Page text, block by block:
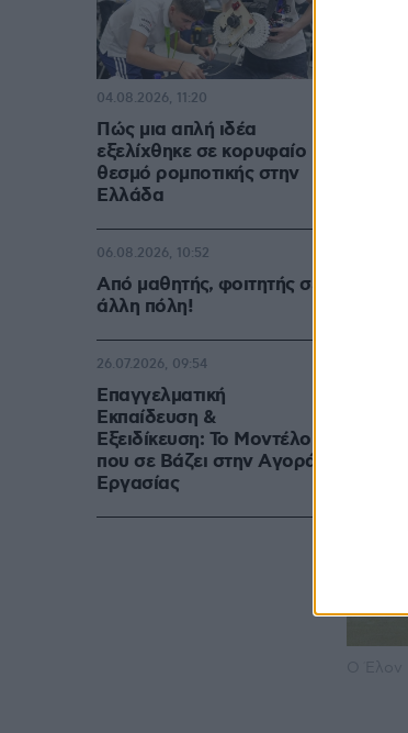
Πώς μια απλή ιδέα
εξελίχθηκε σε κορυφαίο
θεσμό ρομποτικής στην
Ελλάδα
04.08.2026, 11:20
Από μαθητής, φοιτητής σε
άλλη πόλη!
06.08.2026, 10:52
Επαγγελματική
Εκπαίδευση &
Εξειδίκευση: Το Mοντέλο
που σε Bάζει στην Aγορά
Eργασίας
26.07.2026, 09:54